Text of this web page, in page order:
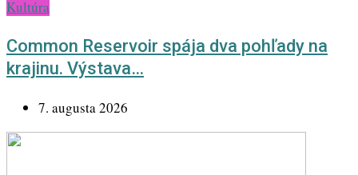
Kultúra
Common Reservoir spája dva pohľady na
krajinu. Výstava…
7. augusta 2026